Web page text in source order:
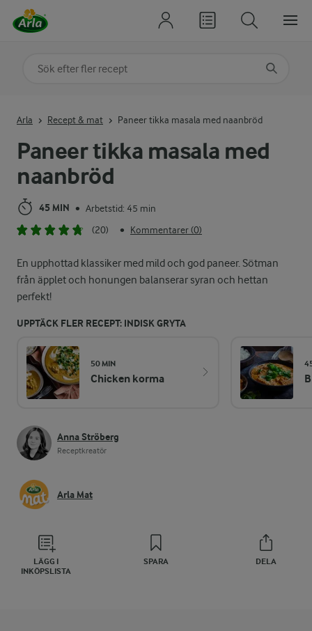
Paneer tikka masala med
naanbröd
45 MIN • Arbetstid: 45 min
(20)
• Kommentarer (0)
En upphottad klassiker med mild och god paneer. Sötman
från äpplet och honungen balanserar syran och hettan
perfekt!
UPPTÄCK FLER RECEPT: INDISK GRYTA
50 MIN
Chicken korma
Anna Ströberg
Receptkreatör
Arla Mat
LÄGG I
INKÖPSLISTA
SPARA DELA
Arla Recept & mat Paneer tikka masala med naanbröd
Sök på kategori eller ingrediens